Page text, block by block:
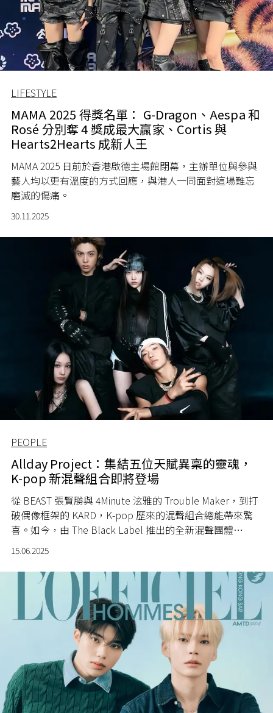
LIFESTYLE
MAMA 2025 得獎名單： G-Dragon、Aespa 和
Rosé 分別奪 4 獎成最大贏家、Cortis 與
Hearts2Hearts 成新人王
MAMA 2025 日前於香港啟德主場館閉幕，主辦單位與參與
藝人均以更有溫度的方式回應，與港人一同面對這場難忘
磨滅的傷痛。
30.11.2025
PEOPLE
Allday Project：集結五位天賦異稟的靈魂，
K-pop 新混聲組合即將登場
從 BEAST 張賢勝與 4Minute 泫雅的 Trouble Maker，到打
破偶像框架的 KARD，K-pop 歷來的混聲組合總能帶來驚
喜。如今，由 The Black Label 推出的全新混聲團體
Allday Project，即將再次為 K-pop 界注入一股嶄新能量。
15.06.2025